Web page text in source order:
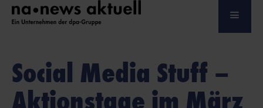
Social Media Stuff –
Aktionstage im März